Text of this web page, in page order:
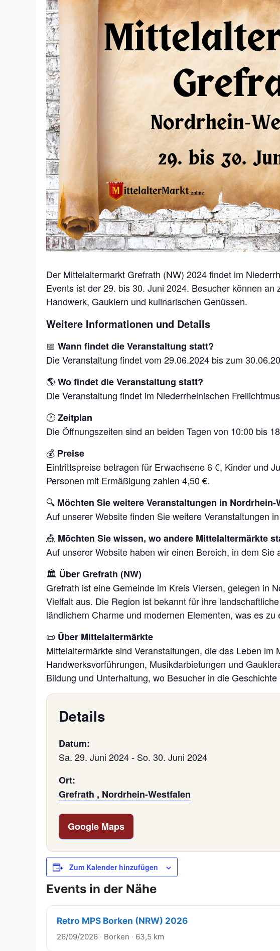
Der Mittelaltermarkt Grefrath (NW) 2024 findet im
Events ist der 29. bis 30. Juni 2024. Besucher können
Handwerk, Gauklern und kulinarischen Genüssen.
Weitere Informationen und Details
📅 Wann findet die Veranstaltung statt?
Die Veranstaltung findet vom 29.06.2024 bis zum
🌎 Wo findet die Veranstaltung statt?
Die Veranstaltung findet im Niederrheinischen
🕐Zeitplan
Die Öffnungszeiten sind an beiden Tagen von 10:00 bis
💰 Preise
Eintrittspreise betragen für Erwachsene 6 €, Kinder und
Personen mit Ermäßigung zahlen 4,50 €.
🔍 Möchten Sie weitere Veranstaltungen in
Auf unserer Website finden Sie weitere Veranstaltungen in
🎪 Möchten Sie wissen, wo andere Mittelaltermärkte
Auf unserer Website haben wir einen Bereich, in dem Sie
🏛️ Über Grefrath (NW)
Grefrath ist eine Gemeinde im Kreis Viersen, gelegen in
Vielfalt aus. Die Region ist bekannt für ihre
ländlichem Charme und modernen Elementen, was es
📜 Über Mittelaltermärkte
Mittelaltermärkte sind Veranstaltungen, die das Leben
Handwerksvorführungen, Musikdarbietungen und
Bildung und Unterhaltung, wo Besucher in die
Details
Datum:
Sa. 29. Juni 2024- So. 30. Juni 2024
Ort:
Grefrath , Nordrhein-Westfalen
Google Maps
Zum Kalender hinzufügen
Events in der Nähe
Retro MPS Borken (NRW) 2026
26/09/2026 · Borken · 63,5 km